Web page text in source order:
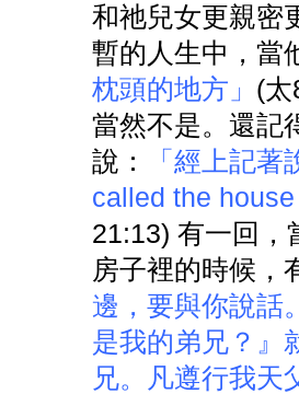
和祂兒女更親密
暫的人生中，當
枕頭的地方」 (
當然不是。還記
說：
「經上記
called the
21:13) 有一回，
房子裡的時候，
邊，要與你說話
是我的弟兄？』
兄。凡遵行我天